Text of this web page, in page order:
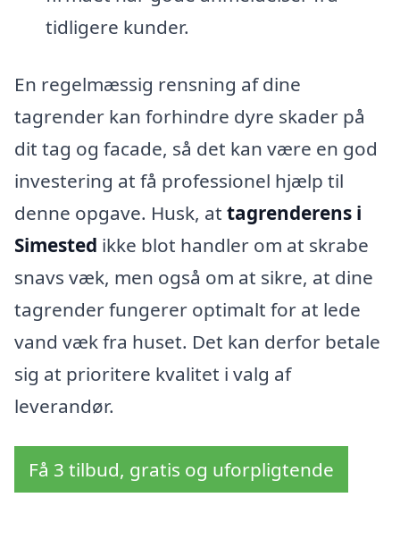
tidligere kunder.
En regelmæssig rensning af dine
tagrender kan forhindre dyre skader på
dit tag og facade, så det kan være en god
investering at få professionel hjælp til
denne opgave. Husk, at tagrenderens i
Simested ikke blot handler om at skrabe
snavs væk, men også om at sikre, at dine
tagrender fungerer optimalt for at lede
vand væk fra huset. Det kan derfor betale
sig at prioritere kvalitet i valg af
leverandør.
Få 3 tilbud, gratis og uforpligtende